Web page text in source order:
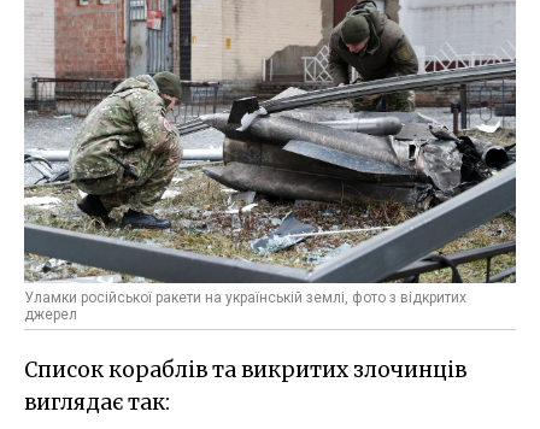
Уламки російської ракети на українській землі, фото з відкритих
джерел
Список кораблів та викритих злочинців
виглядає так: